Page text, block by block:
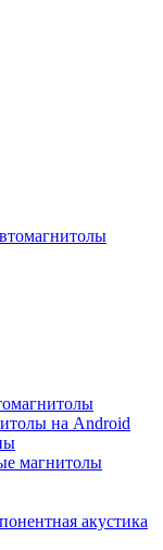
на Android
магнитолы
акустика